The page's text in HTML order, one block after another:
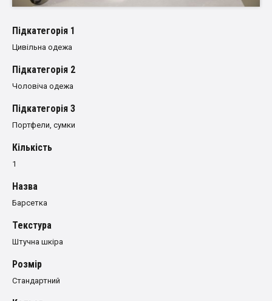
Пiдкатегорiя 1
Цивільна одежа
Пiдкатегорiя 2
Чоловіча одежа
Пiдкатегорiя 3
Портфели, сумки
Кількість
1
Назва
Барсетка
Текстура
Штучна шкіра
Розмiр
Стандартний